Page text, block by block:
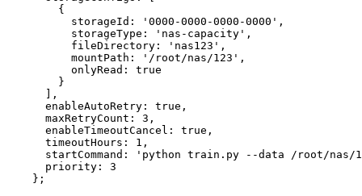
    {
      storageId:
'0000-0000-0000-0000' ,
      storageType:
'nas-capacity' ,
      fileDirectory:
'nas123' ,
      mountPath:
'/root/nas/123' ,
      onlyRead:
true
    }
  ],
  enableAutoRetry:
true ,
  maxRetryCount:
3 ,
  enableTimeoutCancel:
true ,
  timeoutHours:
1 ,
  startCommand:
'python train.py --data /root/nas/
  priority:
3
};